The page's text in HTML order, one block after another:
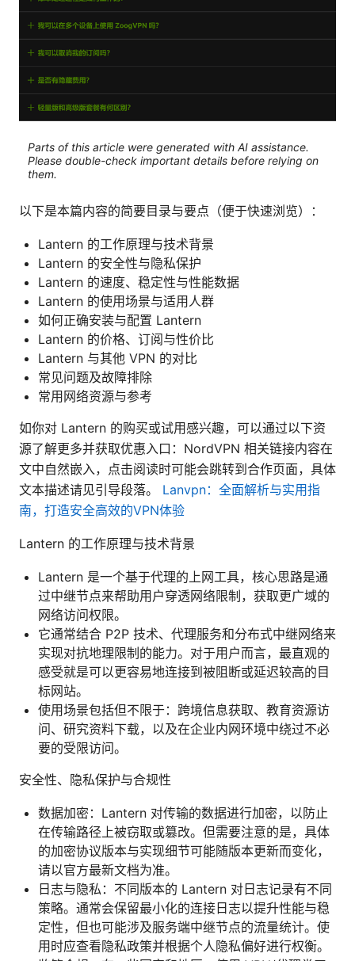
Parts of this article were generated with AI assistance.
Please double-check important details before relying on
them.
以下是本篇内容的简要目录与要点（便于快速浏览）：
Lantern 的工作原理与技术背景
Lantern 的安全性与隐私保护
Lantern 的速度、稳定性与性能数据
Lantern 的使用场景与适用人群
如何正确安装与配置 Lantern
Lantern 的价格、订阅与性价比
Lantern 与其他 VPN 的对比
常见问题及故障排除
常用网络资源与参考
如你对 Lantern 的购买或试用感兴趣，可以通过以下资
源了解更多并获取优惠入口：NordVPN 相关链接内容在
文中自然嵌入，点击阅读时可能会跳转到合作页面，具体
文本描述请见引导段落。 Lanvpn：全面解析与实用指
南，打造安全高效的VPN体验
Lantern 的工作原理与技术背景
Lantern 是一个基于代理的上网工具，核心思路是通
过中继节点来帮助用户穿透网络限制，获取更广域的
网络访问权限。
它通常结合 P2P 技术、代理服务和分布式中继网络来
实现对抗地理限制的能力。对于用户而言，最直观的
感受就是可以更容易地连接到被阻断或延迟较高的目
标网站。
使用场景包括但不限于：跨境信息获取、教育资源访
问、研究资料下载，以及在企业内网环境中绕过不必
要的受限访问。
安全性、隐私保护与合规性
数据加密：Lantern 对传输的数据进行加密，以防止
在传输路径上被窃取或篡改。但需要注意的是，具体
的加密协议版本与实现细节可能随版本更新而变化，
请以官方最新文档为准。
日志与隐私：不同版本的 Lantern 对日志记录有不同
策略。通常会保留最小化的连接日志以提升性能与稳
定性，但也可能涉及服务端中继节点的流量统计。使
用时应查看隐私政策并根据个人隐私偏好进行权衡。